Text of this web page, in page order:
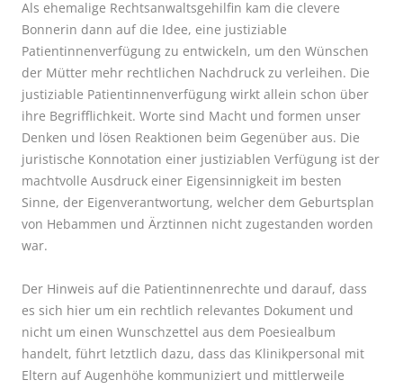
Als ehemalige Rechtsanwaltsgehilfin kam die clevere
Bonnerin dann auf die Idee, eine justiziable
Patientinnenverfügung zu entwickeln, um den Wünschen
der Mütter mehr rechtlichen Nachdruck zu verleihen. Die
justiziable Patientinnenverfügung wirkt allein schon über
ihre Begrifflichkeit. Worte sind Macht und formen unser
Denken und lösen Reaktionen beim Gegenüber aus. Die
juristische Konnotation einer justiziablen Verfügung ist der
machtvolle Ausdruck einer Eigensinnigkeit im besten
Sinne, der Eigenverantwortung, welcher dem Geburtsplan
von Hebammen und Ärztinnen nicht zugestanden worden
war.
Der Hinweis auf die Patientinnenrechte und darauf, dass
es sich hier um ein rechtlich relevantes Dokument und
nicht um einen Wunschzettel aus dem Poesiealbum
handelt, führt letztlich dazu, dass das Klinikpersonal mit
Eltern auf Augenhöhe kommuniziert und mittlerweile